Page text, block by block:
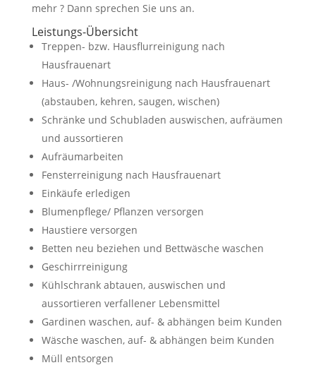
mehr ? Dann sprechen Sie uns an.
Leistungs-Übersicht
Treppen- bzw. Hausflurreinigung nach
Hausfrauenart
Haus- /Wohnungsreinigung nach Hausfrauenart
(abstauben, kehren, saugen, wischen)
Schränke und Schubladen auswischen, aufräumen
und aussortieren
Aufräumarbeiten
Fensterreinigung nach Hausfrauenart
Einkäufe erledigen
Blumenpflege/ Pflanzen versorgen
Haustiere versorgen
Betten neu beziehen und Bettwäsche waschen
Geschirrreinigung
Kühlschrank abtauen, auswischen und
aussortieren verfallener Lebensmittel
Gardinen waschen, auf- & abhängen beim Kunden
Wäsche waschen, auf- & abhängen beim Kunden
Müll entsorgen